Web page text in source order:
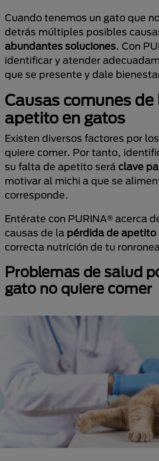
Cuando tenemos un gato que
detrás múltiples posibles
abundantes soluciones. Con
identificar y atender
que se presente y dale
Causas comunes
apetito en gatos
Existen diversos factores por
quiere comer. Por tanto,
su falta de apetito será clave
motivar al michi a que se
corresponde.
Entérate con PURINA® acerca
causas de la pérdida de apetito
correcta nutrición de tu
Problemas de salud
gato no quiere comer